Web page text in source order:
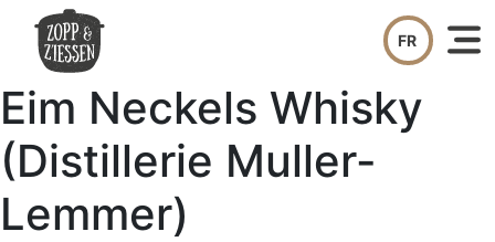
content
Eim Neckels Whisky
(Distillerie Muller-
Lemmer)